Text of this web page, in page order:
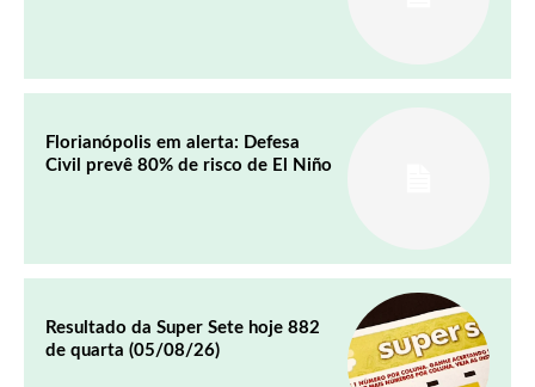
Florianópolis em alerta: Defesa
Civil prevê 80% de risco de El Niño
Resultado da Super Sete hoje 882
de quarta (05/08/26)